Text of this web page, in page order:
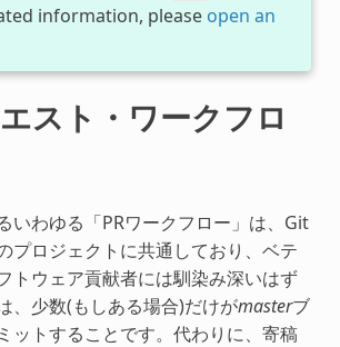
information, please open an
スト・ワークフロ
いわゆる「PRワークフロー」は、Git
プロジェクトに共通しており、ベテ
トウェア貢献者には馴染み深いはず
、少数(もしある場合)だけがmasterブ
ットすることです。代わりに、寄稿